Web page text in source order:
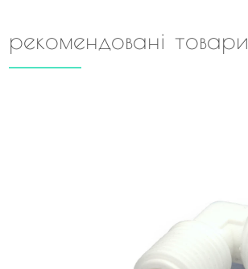
рекомендовані товари